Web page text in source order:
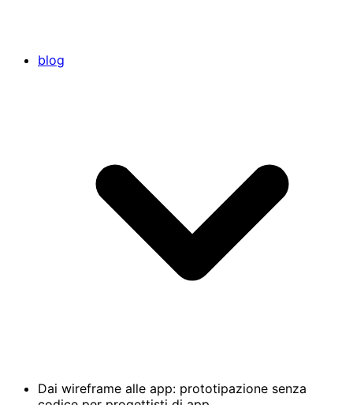
blog
Dai wireframe alle app: prototipazione senza